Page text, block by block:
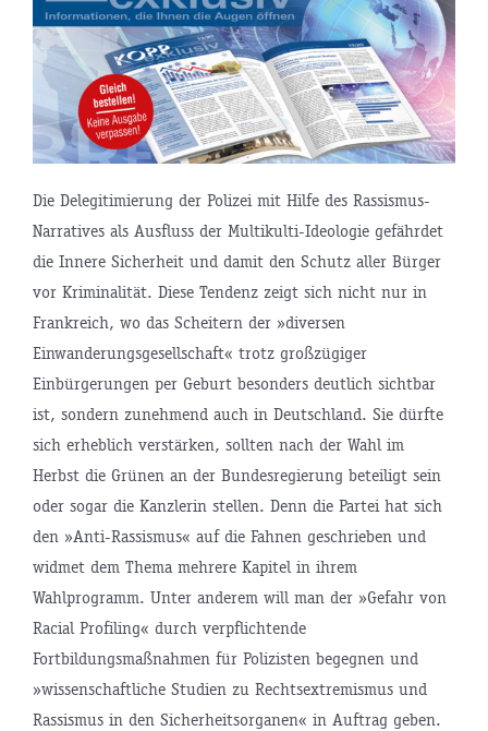
Die Delegitimierung der Polizei mit Hilfe des Rassismus-
Narratives als Ausfluss der Multikulti-Ideologie gefährdet
die Innere Sicherheit und damit den Schutz aller Bürger
vor Kriminalität. Diese Tendenz zeigt sich nicht nur in
Frankreich, wo das Scheitern der »diversen
Einwanderungsgesellschaft« trotz großzügiger
Einbürgerungen per Geburt besonders deutlich sichtbar
ist, sondern zunehmend auch in Deutschland. Sie dürfte
sich erheblich verstärken, sollten nach der Wahl im
Herbst die Grünen an der Bundesregierung beteiligt sein
oder sogar die Kanzlerin stellen. Denn die Partei hat sich
den »Anti-Rassismus« auf die Fahnen geschrieben und
widmet dem Thema mehrere Kapitel in ihrem
Wahlprogramm. Unter anderem will man der »Gefahr von
Racial Profiling« durch verpflichtende
Fortbildungsmaßnahmen für Polizisten begegnen und
»wissenschaftliche Studien zu Rechtsextremismus und
Rassismus in den Sicherheitsorganen« in Auftrag geben.